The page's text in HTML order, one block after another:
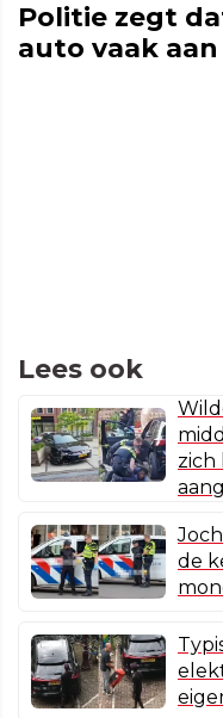
Politie zegt
auto vaak
Lees ook
zich
de